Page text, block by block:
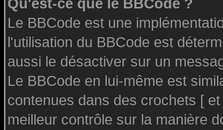
Qu'est-ce que le BBCode ?
Le BBCode est une
l'utilisation du BBCode est
aussi le désactiver sur un
Le BBCode en lui-même est
contenues dans des crochets [
meilleur contrôle sur la manière